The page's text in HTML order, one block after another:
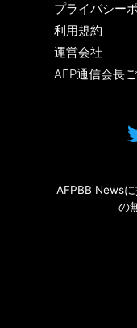
プライバシー
利用規約
運営会社
AFP通信会長
AFPBB News
の